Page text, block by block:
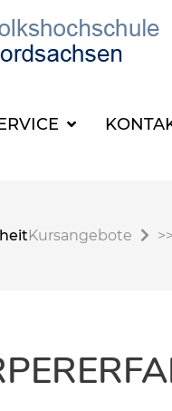
Kursangebote >>